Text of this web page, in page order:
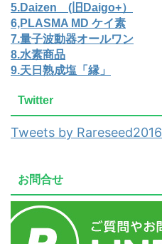
5.Daizen (旧Daigo+）
6,PLASMA MD ケイ素
7.量子波動器オールワン
8.水素商品
9.天日熟成塩「縁」
Twitter
Tweets by Rareseed2016
お問合せ